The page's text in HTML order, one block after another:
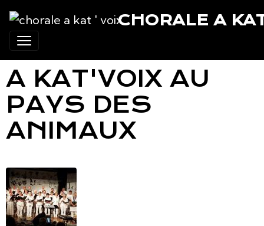
CHORALE A
A KAT'VOIX AU
PAYS DES
ANIMAUX